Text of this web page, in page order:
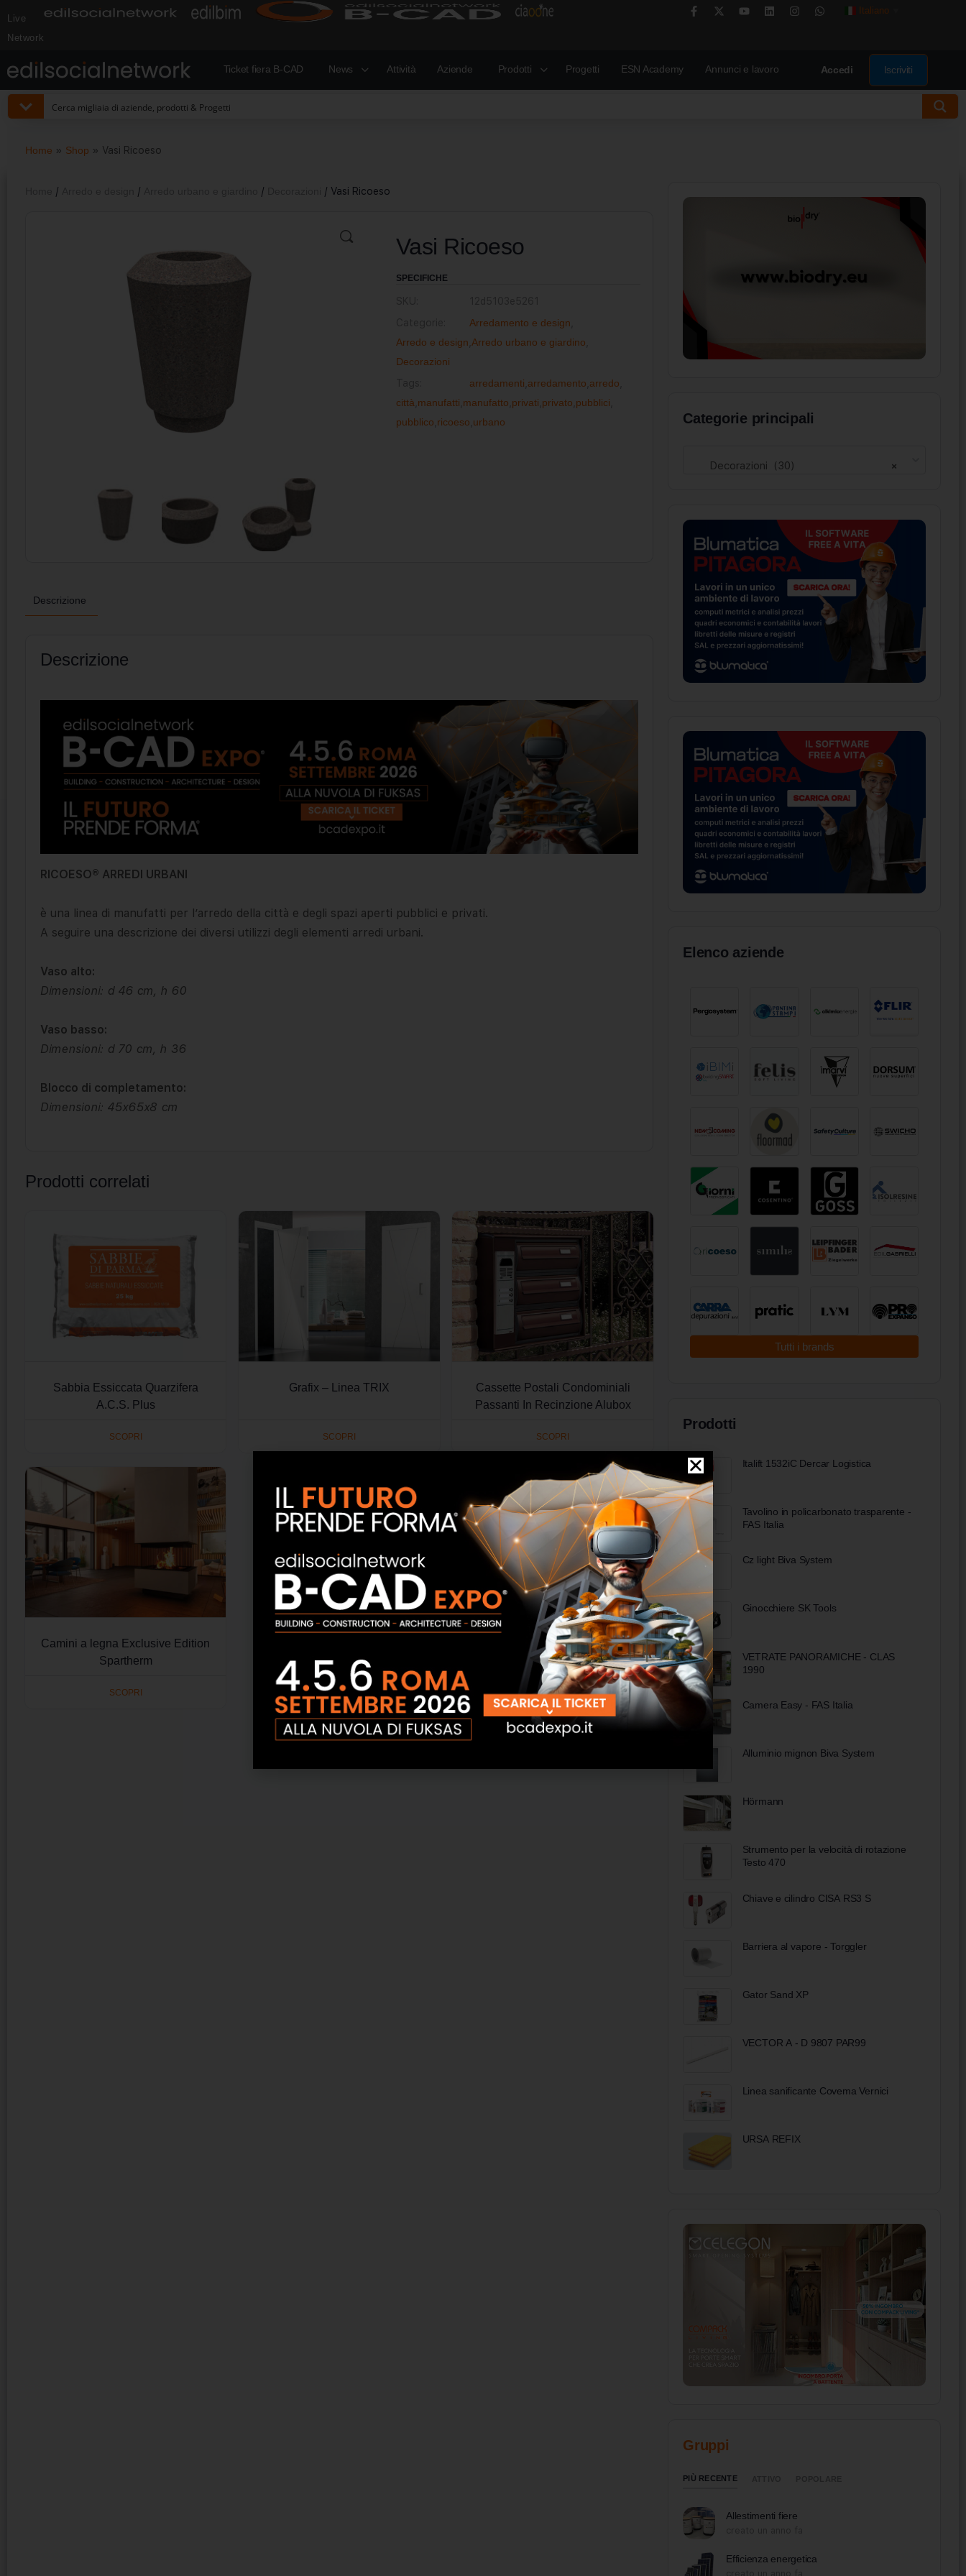
Live
Network
Italiano
Ticket fiera B-CAD News Attività Aziende Prodotti Progetti ESN Academy Annunci e lavoro Accedi Iscriviti
Home » Shop » Vasi Ricoeso
/ / / / Vasi Ricoeso
Vasi Ricoeso
SPECIFICHE
Arredamento e design
Arredo e design Arredo urbano e giardino
Decorazioni
arredamenti arredamento arredo
città manufatti manufatto privati privato pubblici
pubblico ricoeso urbano
Descrizione
Descrizione
RICOESO® ARREDI URBANI
è una linea di manufatti per l’arredo della città e degli spazi aperti pubblici e privati.
A seguire una descrizione dei diversi utilizzi degli elementi arredi urbani.
Vaso alto:
Dimensioni: d 46 cm, h 60
Vaso basso:
Dimensioni: d 70 cm, h 36
Blocco di completamento:
Dimensioni: 45x65x8 cm
Prodotti correlati
Sabbia Essiccata Quarzifera
A.C.S. Plus
SCOPRI
Grafix – Linea TRIX
SCOPRI
Cassette Postali Condominiali
Passanti In Recinzione Alubox
SCOPRI
Camini a legna Exclusive Edition
Spartherm
SCOPRI
Categorie principali
×
Decorazioni (30)
Elenco aziende
Tutti i brands
Prodotti
Italift 1532iC Dercar Logistica
Tavolino in policarbonato trasparente -
FAS Italia
Cz light Biva System
Ginocchiere SK Tools
VETRATE PANORAMICHE - CLAS
1990
Camera Easy - FAS Italia
Alluminio mignon Biva System
Hörmann
Strumento per la velocità di rotazione
Testo 470
Chiave e cilindro CISA RS3 S
Barriera al vapore - Torggler
Gator Sand XP
VECTOR A - D 9807 PAR99
Linea sanificante Covema Vernici
URSA REFIX
Gruppi
PIÙ RECENTE
Allestimenti fiere
Efficienza energetica